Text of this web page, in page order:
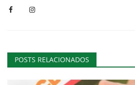
POSTS RELACIONADOS